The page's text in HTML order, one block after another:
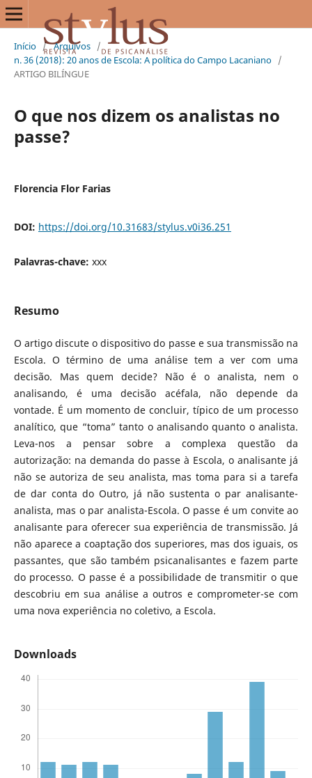
Início / Arquivos /
n. 36 (2018): 20 anos de Escola: A política do Campo Lacaniano /
ARTIGO BILÍNGUE
O que nos dizem os analistas no
passe?
Florencia Flor Farias
DOI: https://doi.org/10.31683/stylus.v0i36.251
Palavras-chave: xxx
Resumo
O artigo discute o dispositivo do passe e sua transmissão na
Escola. O término de uma análise tem a ver com uma
decisão. Mas quem decide? Não é o analista, nem o
analisando, é uma decisão acéfala, não depende da
vontade. É um momento de concluir, típico de um processo
analítico, que “toma” tanto o analisando quanto o analista.
Leva-nos a pensar sobre a complexa questão da
autorização: na demanda do passe à Escola, o analisante já
não se autoriza de seu analista, mas toma para si a tarefa
de dar conta do Outro, já não sustenta o par analisante-
analista, mas o par analista-Escola. O passe é um convite ao
analisante para oferecer sua experiência de transmissão. Já
não aparece a coaptação dos superiores, mas dos iguais, os
passantes, que são também psicanalisantes e fazem parte
do processo. O passe é a possibilidade de transmitir o que
descobriu em sua análise a outros e comprometer-se com
uma nova experiência no coletivo, a Escola.
Downloads